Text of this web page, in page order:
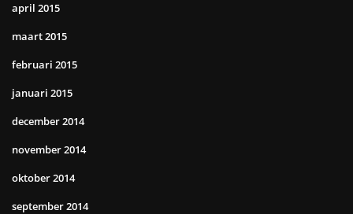
april 2015
maart 2015
februari 2015
januari 2015
december 2014
november 2014
oktober 2014
september 2014